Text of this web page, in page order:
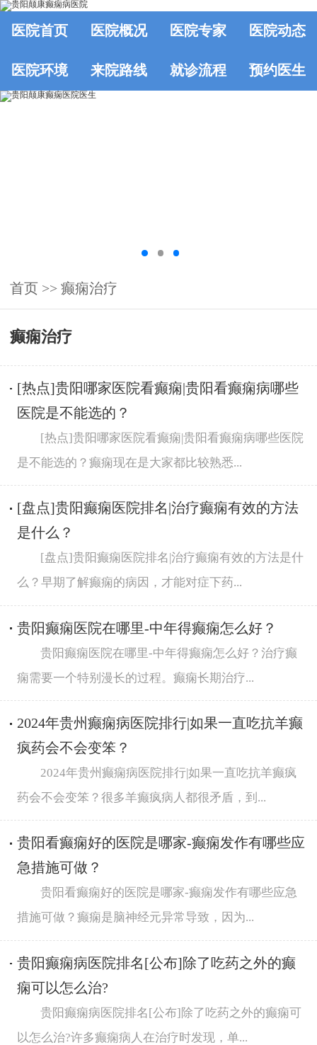
医院首页 医院概况 医院专家 医院动态
医院环境 来院路线 就诊流程 预约医生
首页 >> 癫痫治疗
癫痫治疗
[热点]贵阳哪家医院看癫痫|贵阳看癫痫病哪些
医院是不能选的？
[热点]贵阳哪家医院看癫痫|贵阳看癫痫病哪些医院
是不能选的？癫痫现在是大家都比较熟悉...
[盘点]贵阳癫痫医院排名|治疗癫痫有效的方法
是什么？
[盘点]贵阳癫痫医院排名|治疗癫痫有效的方法是什
么？早期了解癫痫的病因，才能对症下药...
贵阳癫痫医院在哪里-中年得癫痫怎么好？
贵阳癫痫医院在哪里-中年得癫痫怎么好？治疗癫
痫需要一个特别漫长的过程。癫痫长期治疗...
2024年贵州癫痫病医院排行|如果一直吃抗羊癫
疯药会不会变笨？
2024年贵州癫痫病医院排行|如果一直吃抗羊癫疯
药会不会变笨？很多羊癫疯病人都很矛盾，到...
贵阳看癫痫好的医院是哪家-癫痫发作有哪些应
急措施可做？
贵阳看癫痫好的医院是哪家-癫痫发作有哪些应急
措施可做？癫痫是脑神经元异常导致，因为...
贵阳癫痫病医院排名[公布]除了吃药之外的癫
痫可以怎么治?
贵阳癫痫病医院排名[公布]除了吃药之外的癫痫可
以怎么治?许多癫痫病人在治疗时发现，单...